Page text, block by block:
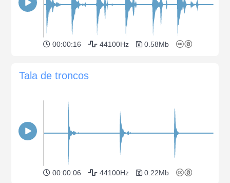
00:00:16 44100Hz 0.58Mb
Tala de troncos
00:00:06 44100Hz 0.22Mb